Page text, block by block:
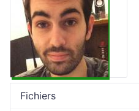
Fichiers